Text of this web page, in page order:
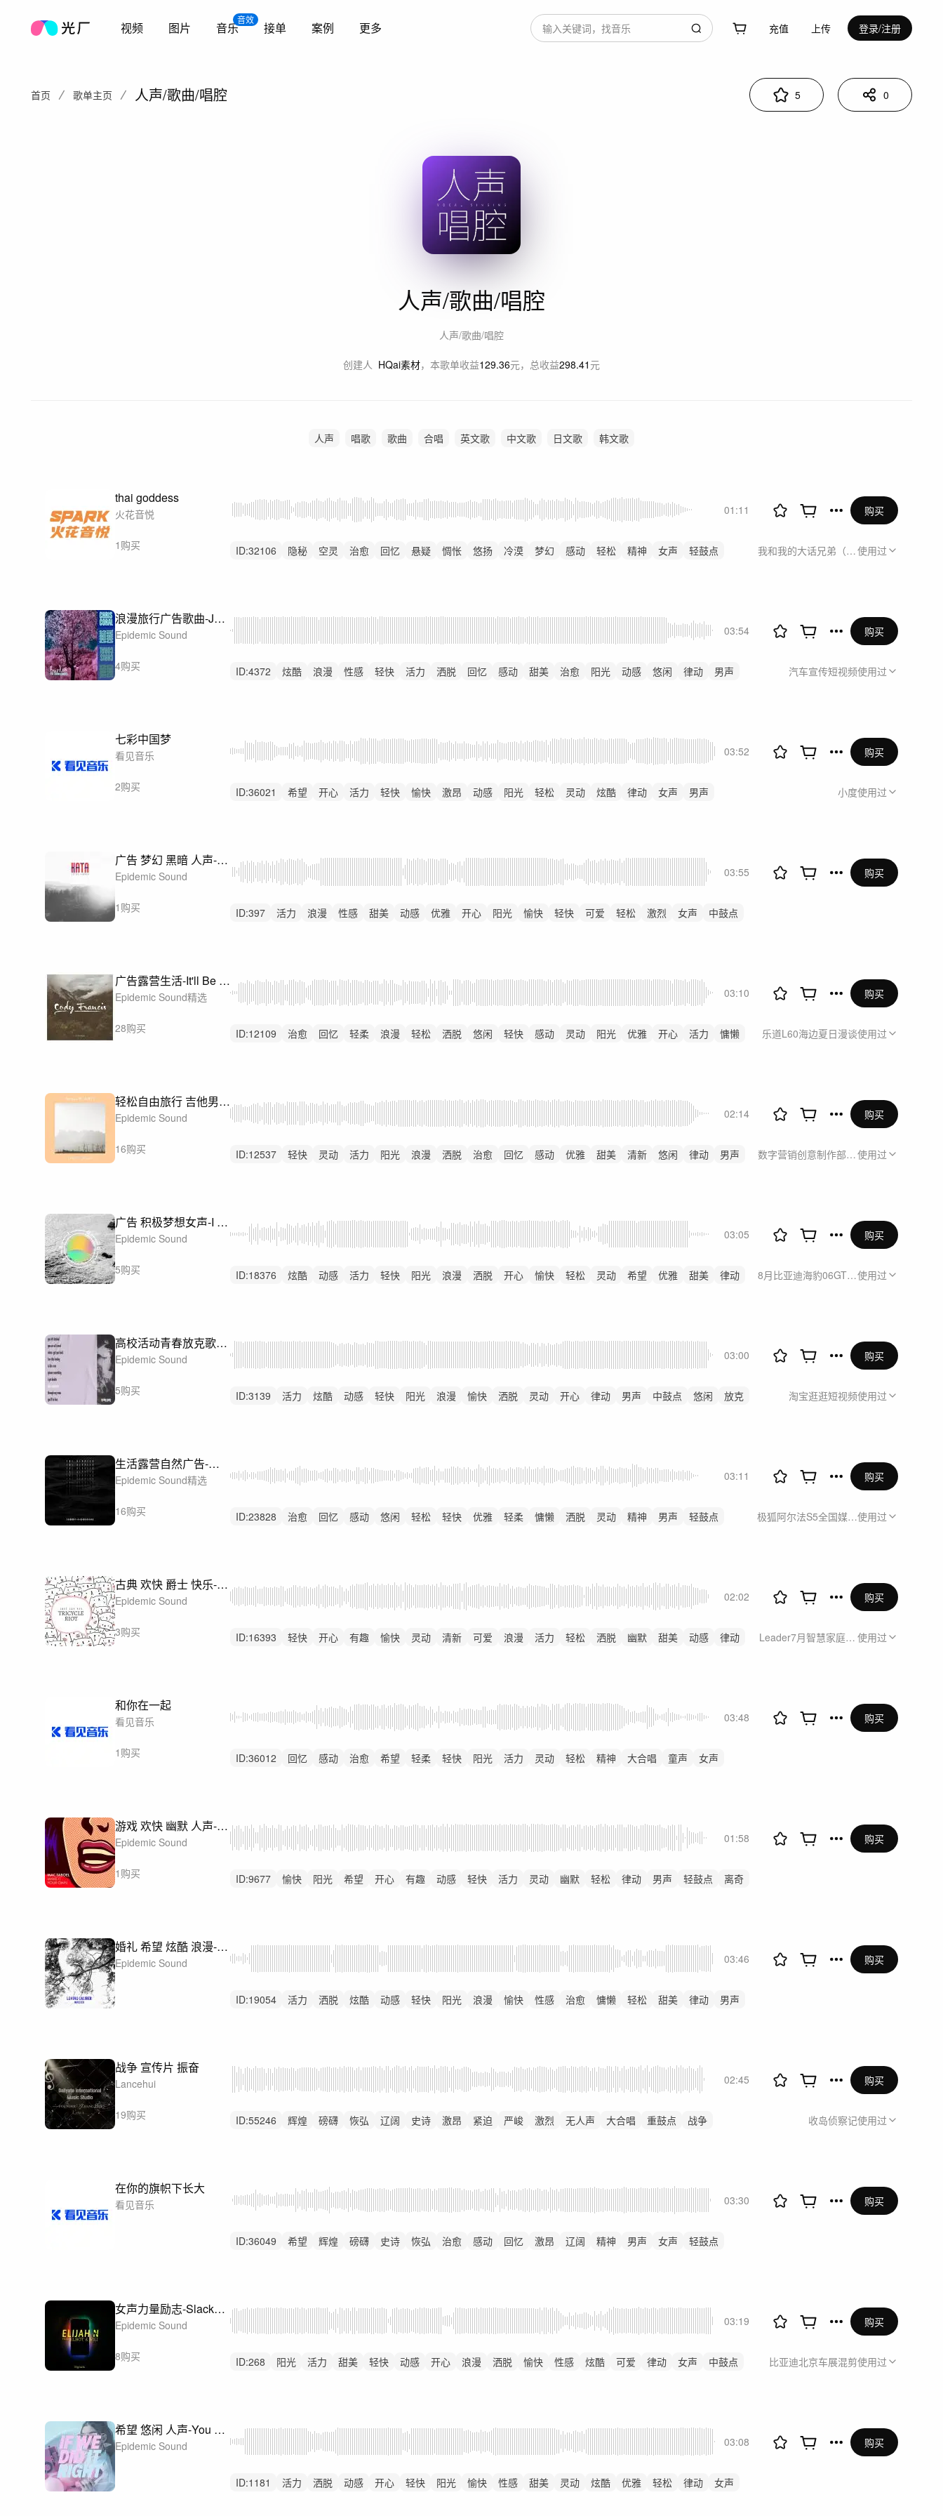
视频 图片
音效
音乐 接单 案例 更多 充值 上传 登录/注册
首页 歌单主页 人声/歌曲/唱腔 5 0
人声/歌曲/唱腔
人声/歌曲/唱腔
创建人 HQai素材， 本歌单收益129.36元，总收益298.41 元
人声 唱歌 歌曲 合唱 英文歌 中文歌 日文歌 韩文歌
thai goddess
火花音悦
1购买
01:11
ID:32106 隐秘 空灵 治愈 回忆 悬疑 惆怅 悠扬 冷漠 梦幻 感动 轻松 精神 女声
轻鼓点
购买
我和我的大话兄弟（大话西游2回流剧）
使用过
浪漫旅行广告歌曲-Just Like You
Epidemic Sound
4购买
03:54
ID:4372 炫酷 浪漫 性感 轻快 活力 洒脱 回忆 感动 甜美 治愈 阳光 动感 悠闲 律动 男声
购买
汽车宣传短视频使用过
七彩中国梦
看见音乐
2购买
03:52
ID:36021 希望 开心 活力 轻快 愉快 激昂 动感 阳光 轻松 灵动 炫酷 律动 女声
男声
购买
小度使用过
广告 梦幻 黑暗 人声-Either Or
Epidemic Sound
1购买
03:55
ID:397 活力 浪漫 性感 甜美 动感 优雅 开心 阳光 愉快 轻快 可爱 轻松 激烈 女声 中鼓点
购买
广告露营生活-It'll Be Alright
Epidemic Sound精选
28购买
03:10
ID:12109 治愈 回忆 轻柔 浪漫 轻松 洒脱 悠闲 轻快 感动 灵动 阳光 优雅 开心 活力 慵懒
购买
乐道L60海边夏日漫谈使用过
轻松自由旅行 吉他男声-From 59 to 109
Epidemic Sound
16购买
02:14
ID:12537 轻快 灵动 活力 阳光 浪漫 洒脱 治愈 回忆 感动 优雅 甜美 清新 悠闲 律动 男声
购买
使用过
广告 积极梦想女声-I Will Let You In
Epidemic Sound
5购买
03:05
ID:18376 炫酷 动感 活力 轻快 阳光 浪漫 洒脱 开心 愉快 轻松 灵动 希望 优雅 甜美 律动
购买
8月比亚迪海豹06GT成都车展传播
使用过
高校活动青春放克歌曲-You Left Behind
Epidemic Sound
5购买
03:00
ID:3139 活力 炫酷 动感 轻快 阳光 浪漫 愉快 洒脱 灵动 开心 律动 男声 中鼓点 悠闲 放克
购买
淘宝逛逛短视频使用过
生活露营自然广告-涟漪-The Ripples
Epidemic Sound精选
16购买
03:11
ID:23828 治愈 回忆 感动 悠闲 轻松 轻快 优雅 轻柔 慵懒 洒脱 灵动 精神 男声
轻鼓点
购买
极狐阿尔法S5全国媒体试驾会 宣传视频
使用过
古典 欢快 爵士 快乐-Voices of Harlem
Epidemic Sound
3购买
02:02
ID:16393 轻快 开心 有趣 愉快 灵动 清新 可爱 浪漫 活力 轻松 洒脱 幽默 甜美 动感 律动
购买
Leader7月智慧家庭传播使用过
和你在一起
看见音乐
1购买
03:48
ID:36012 回忆 感动 治愈 希望 轻柔 轻快 阳光 活力 灵动 轻松 精神 大合唱 童声
女声
购买
游戏 欢快 幽默 人声-Did You Miss Us
Epidemic Sound
1购买
01:58
ID:9677 愉快 阳光 希望 开心 有趣 动感 轻快 活力 灵动 幽默 轻松 律动 男声 轻鼓点 离奇
购买
婚礼 希望 炫酷 浪漫-Beautiful
Epidemic Sound 03:46
ID:19054 活力 洒脱 炫酷 动感 轻快 阳光 浪漫 愉快 性感 治愈 慵懒 轻松 甜美 律动 男声
购买
战争 宣传片 振奋
Lancehui
19购买
02:45
ID:55246 辉煌 磅礴 恢弘 辽阔 史诗 激昂 紧迫 严峻 激烈 无人声 大合唱 重鼓点
战争
购买
收岛侦察记使用过
在你的旗帜下长大
看见音乐 03:30
ID:36049 希望 辉煌 磅礴 史诗 恢弘 治愈 感动 回忆 激昂 辽阔 精神 男声 女声
轻鼓点
购买
女声力量励志-Slacker's Anthem
Epidemic Sound
8购买
03:19
ID:268 阳光 活力 甜美 轻快 动感 开心 浪漫 洒脱 愉快 性感 炫酷 可爱 律动 女声 中鼓点
购买
比亚迪北京车展混剪使用过
希望 悠闲 人声-You Got Me Like
Epidemic Sound 03:08
ID:1181 活力 洒脱 动感 开心 轻快 阳光 愉快 性感 甜美 灵动 炫酷 优雅 轻松 律动 女声
购买